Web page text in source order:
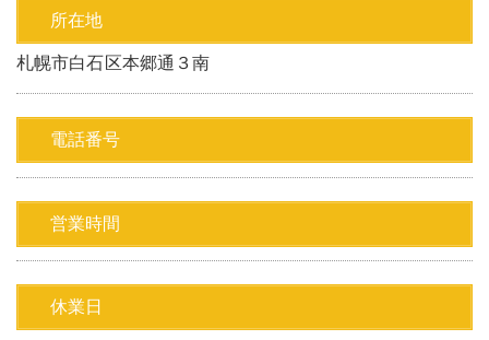
所在地
札幌市白石区本郷通３南
電話番号
営業時間
休業日